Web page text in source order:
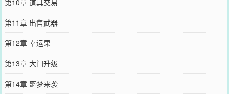
第11章 出售武器
第12章 幸运果
第13章 大门升级
第14章 噩梦来袭